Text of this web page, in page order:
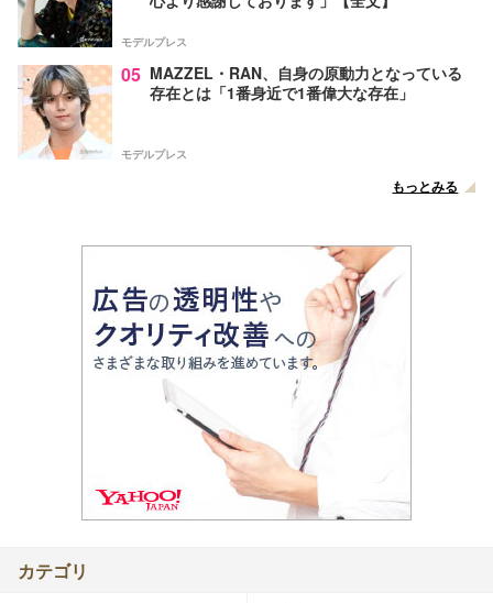
モデルプレス
05 MAZZEL・RAN、自身の原動力となっている
存在とは「1番身近で1番偉大な存在」
モデルプレス
もっとみる
カテゴリ